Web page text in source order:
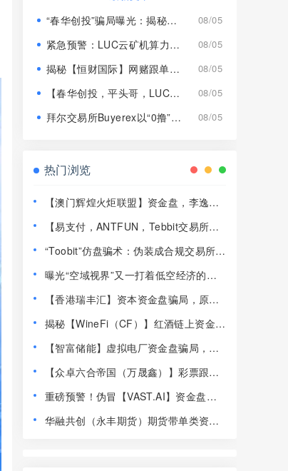
“春华创投”骗局曝光：揭秘项目盘的欺诈手法!
08/05
紧急预警：LUC云矿机算力项目风险激增，高额挖矿收益背后全是套路 08/05
揭秘【恒财国际】网赌跟单盘深度风险预警！ 08/05
【春华创投，平头哥，LUC永久矿机】这3个项目都是骗局！已经收割，速度撤离！ 08/05
拜尔交易所Buyerex以“0撸”为噱头的分红类资金盘骗局，远离！ 08/05
热门浏览
【澳门辉煌火炬联盟】资金盘，李逸川
路！
【易支付，ANTFUN，Tebbit交易所】
远离！
“Toobit”仿盘骗术：伪装成合规交易所，
骗局！
曝光“空域视界”又一打着低空经济的传
【香港瑞丰汇】资本资金盘骗局，原拓
揭秘【WineFi（CF）】红酒链上资金盘
【智富储能】虚拟电厂资金盘骗局，新
【众卓六合帝国（万晟鑫）】彩票跟单
收割，基本凉了！
重磅预警！伪冒【VAST.AI】资金盘传
华融共创（永丰期货）期货带单类资金